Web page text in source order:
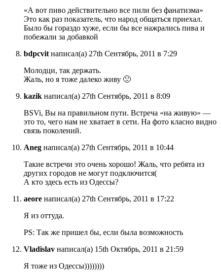
«А вот пиво действительно все пили без фанатизма»
Это как раз показатель, что народ общаться приехал.
Было бы гораздо хуже, если бы все нажрались пива и
побежали за добавкой
bdpcvit написал(а) 27th Сентябрь, 2011 в 7:29
Молодци, так держать.
Жаль, но я тоже далеко живу 🙁
kazik написал(а) 27th Сентябрь, 2011 в 8:09
BSVi, Вы на правильном пути. Встреча «на живую» —
это то, чего нам не хватает в сети. На фото класно видно
связь поколений.
Aneg написал(а) 27th Сентябрь, 2011 в 10:44
Такие встречи это очень хорошо! Жаль, что ребята из
других городов не могут подключится(
А кто здесь есть из Одессы?
aeore написал(а) 27th Сентябрь, 2011 в 17:22
Я из оттуда.
PS: Так же пришел бы, если была возможность
Vladislav написал(а) 15th Октябрь, 2011 в 21:59
Я тоже из Одессы))))))))